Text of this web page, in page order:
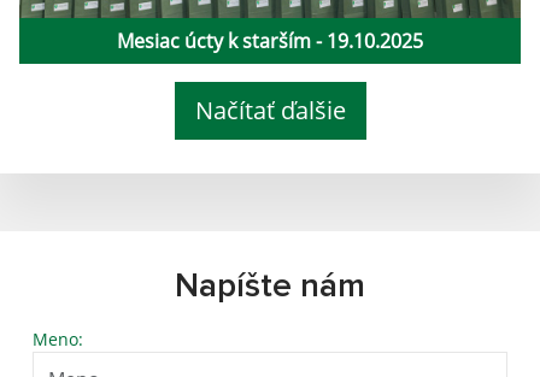
Mesiac úcty k starším - 19.10.2025
Načítať ďalšie
Napíšte nám
Meno: